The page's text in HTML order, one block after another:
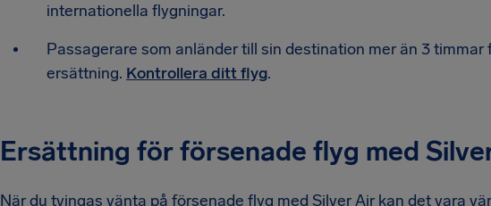
internationella flygningar.
Passagerare som anländer till sin destination mer än 3 timmar
ersättning. Kontrollera ditt flyg.
Ersättning för försenade flyg med
När du tvingas vänta på försenade flyg med Silver Air kan det vara